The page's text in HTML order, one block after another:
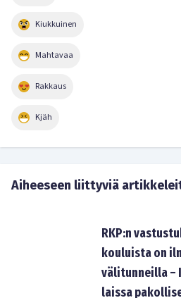
Kiukkuinen
Mahtavaa
Rakkaus
Kjäh
Aiheeseen liittyviä
RKP:n
kouluista on
välitunneilla –
laissa